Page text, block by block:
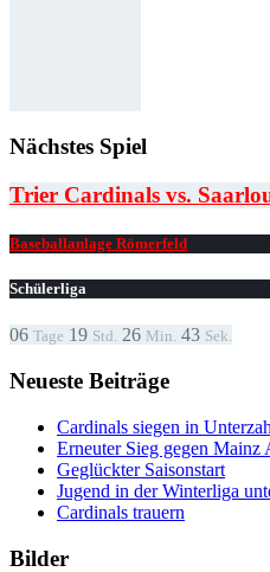
Nächstes Spiel
Trier Cardinals vs.
Baseballanlage Römerfeld
Schülerliga
06 Tage 19 Std. 26 Min. 43 Sek.
Neueste Beiträge
Cardinals siegen in
Erneuter Sieg gegen Mainz
Geglückter Saisonstart
Jugend in der Winterliga
Cardinals trauern
Bilder